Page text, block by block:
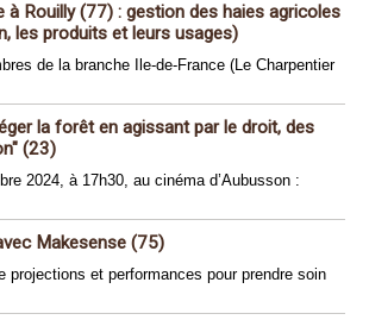
à Rouilly (77) : gestion des haies agricoles
les produits et leurs usages)
de la branche Ile-de-France (Le Charpentier
la forêt en agissant par le droit, des
(23)
2024, à 17h30, au cinéma d’Aubusson :
Makesense (75)
projections et performances pour prendre soin